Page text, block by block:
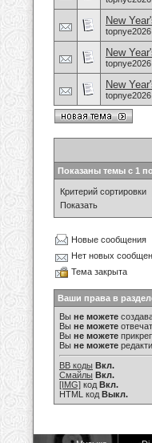
New
topnye2026
New
topnye2026
New
topnye2026
Показаны темы с 1 по
Критерий сортировки
Показать
Новые сообщения
Нет новых
Тема закрыта
Ваши права в
Вы не можете
Вы не можете
Вы не можете
Вы не можете
BB коды Вкл.
Смайлы Вкл.
[IMG] код Вкл.
HTML код Выкл.